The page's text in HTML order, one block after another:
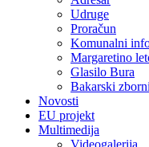
Udruge
Proračun
Komunalni
Margaretino
Glasilo Bura
Bakarski
Novosti
EU projekt
Multimedija
Videogalerija